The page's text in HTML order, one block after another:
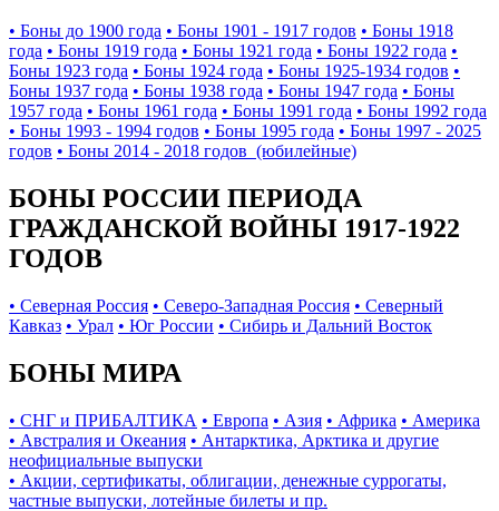
• Боны до 1900 года • Боны 1901 - 1917 годов • Боны 1918
года • Боны 1919 года • Боны 1921 года • Боны 1922 года •
Боны 1923 года • Боны 1924 года • Боны 1925-1934 годов •
Боны 1937 года • Боны 1938 года • Боны 1947 года • Боны
1957 года • Боны 1961 года • Боны 1991 года • Боны 1992 года
• Боны 1993 - 1994 годов • Боны 1995 года • Боны 1997 - 2025
годов • Боны 2014 - 2018 годов (юбилейные)
БОНЫ РОССИИ ПЕРИОДА
ГРАЖДАНСКОЙ ВОЙНЫ 1917-1922
ГОДОВ
• Северная Россия • Северо-Западная Россия • Северный
Кавказ • Урал • Юг России • Сибирь и Дальний Восток
БОНЫ МИРА
• СНГ и ПРИБАЛТИКА • Европа • Азия • Африка • Америка
• Австралия и Океания • Антарктика, Арктика и другие
неофициальные выпуски
• Акции, сертификаты, облигации, денежные суррогаты,
частные выпуски, лотейные билеты и пр.